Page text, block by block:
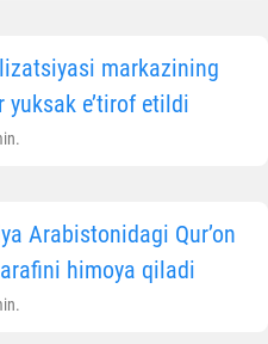
markazining
e’tirof etildi
Arabistonidagi Qur’on
himoya qiladi